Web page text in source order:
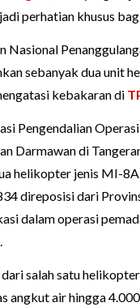
perhatian khusus
Nasional
sebanyak dua unit
kebakaran di
Pengendalian
Darmawan di
helikopter jenis MI-
direposisi dari
dalam operasi
salah satu
angkut air hingga